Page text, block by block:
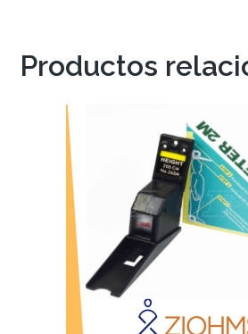
Productos